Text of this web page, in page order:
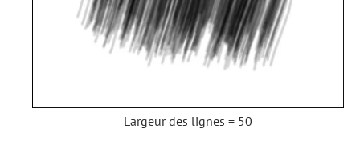
Largeur des lignes = 50